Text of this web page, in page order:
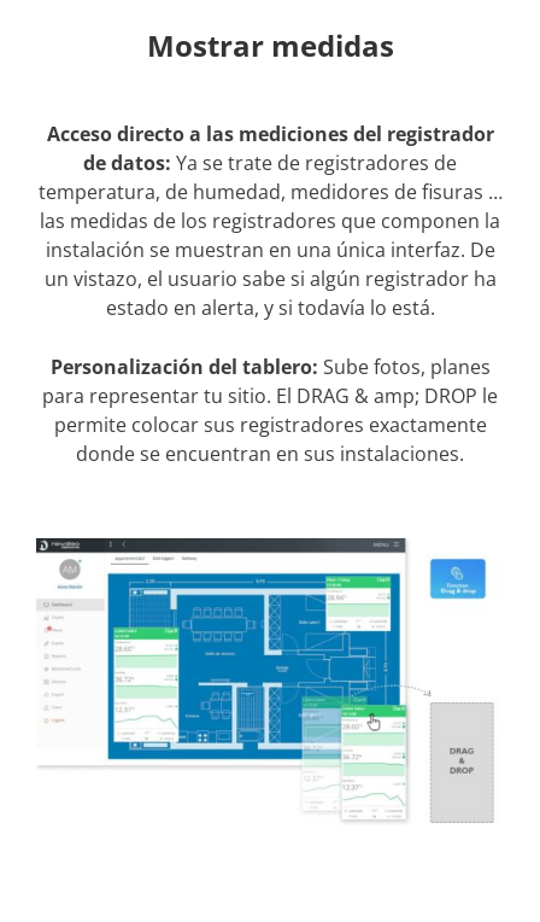
Mostrar medidas
Acceso directo a las mediciones del registrador
de datos: Ya se trate de registradores de
temperatura, de humedad, medidores de fisuras …
las medidas de los registradores que componen la
instalación se muestran en una única interfaz. De
un vistazo, el usuario sabe si algún registrador ha
estado en alerta, y si todavía lo está.
Personalización del tablero: Sube fotos, planes
para representar tu sitio. El DRAG & amp; DROP le
permite colocar sus registradores exactamente
donde se encuentran en sus instalaciones.